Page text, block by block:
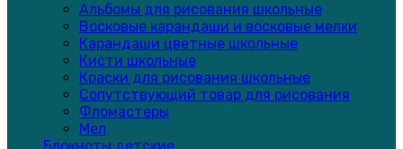
Альбомы для рисования школьные
Восковые карандаши и восковые мелки
Карандаши цветные школьные
Кисти школьные
Краски для рисования школьные
Сопутствующий товар для рисования
Фломастеры
Мел